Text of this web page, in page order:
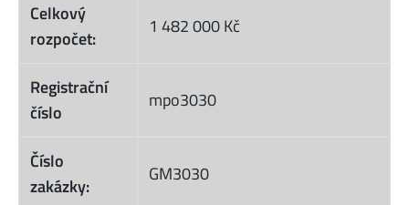
Celkový
rozpočet:
1 482 000 Kč
Registrační
číslo
mpo3030
Číslo
zakázky:
GM3030